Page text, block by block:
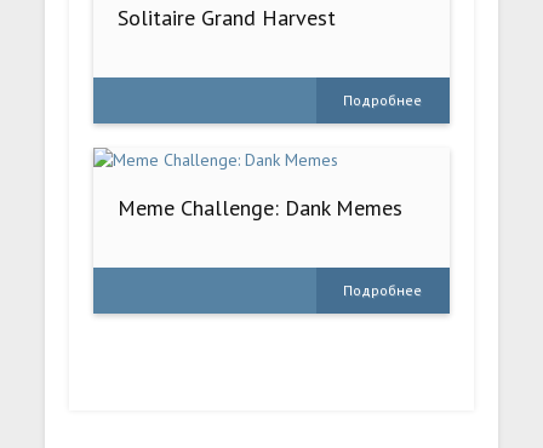
Solitaire Grand Harvest
Подробнее
Meme Challenge: Dank Memes
Подробнее